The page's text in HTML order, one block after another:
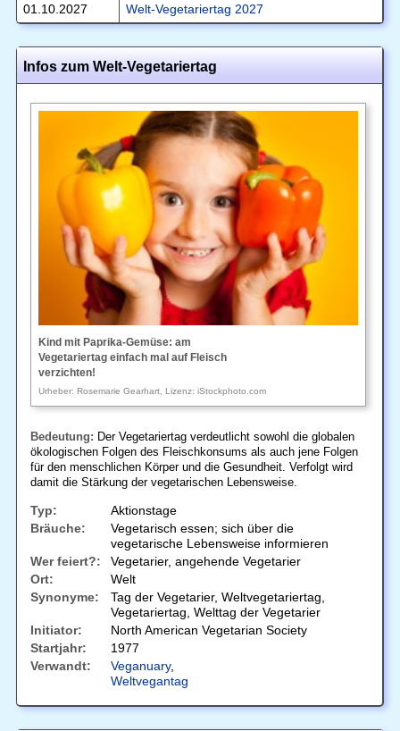
01.10.2027
Welt-Vegetariertag 2027
Infos zum Welt-Vegetariertag
Kind mit Paprika-Gemüse: am
Vegetariertag einfach mal auf Fleisch
verzichten!
Urheber: Rosemarie Gearhart, Lizenz: iStockphoto.com
Bedeutung: Der Vegetariertag verdeutlicht sowohl die globalen
ökologischen Folgen des Fleischkonsums als auch jene Folgen
für den menschlichen Körper und die Gesundheit. Verfolgt wird
damit die Stärkung der vegetarischen Lebensweise.
Typ:
Aktionstage
Bräuche:
Vegetarisch essen; sich über die
vegetarische Lebensweise informieren
Wer feiert?:
Vegetarier, angehende Vegetarier
Ort:
Welt
Synonyme:
Tag der Vegetarier, Weltvegetariertag,
Vegetariertag, Welttag der Vegetarier
Initiator:
North American Vegetarian Society
Startjahr:
1977
Verwandt:
Veganuary,
Weltvegantag